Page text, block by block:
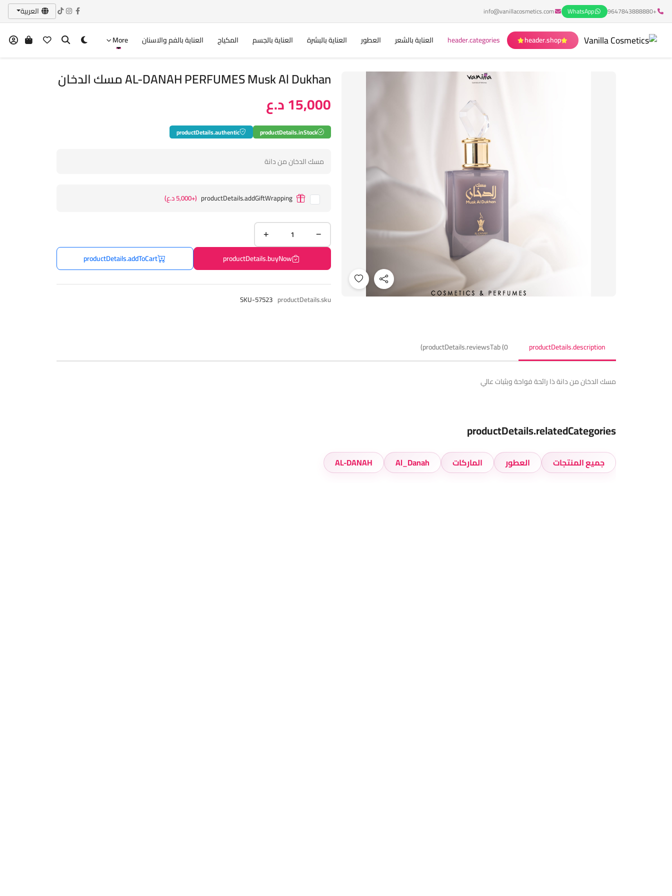
+9647843888880
WhatsApp
info@vanillacosmetics.com العربية
header.shop
header.categories العناية بالشعر العطور العناية بالبشرة العناية بالجسم المكياج العناية بالفم والاسنان More
AL-DANAH PERFUMES Musk Al Dukhan مسك الدخان
15,000 د.ع
productDetails.inStock
productDetails.authentic
مسك الدخان من دانة
productDetails.addGiftWrapping (+5,000 د.ع)
productDetails.buyNow
productDetails.addToCart
productDetails.sku
SKU-57523
productDetails.description
productDetails.reviewsTab (0)
مسك الدخان من دانة ذا رائحة فواحة وبثبات عالي
productDetails.relatedCategories
جميع المنتجات العطور الماركات Al_Danah
AL-DANAH